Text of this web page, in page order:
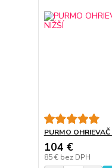
PURMO
104 €
85 € bez DPH